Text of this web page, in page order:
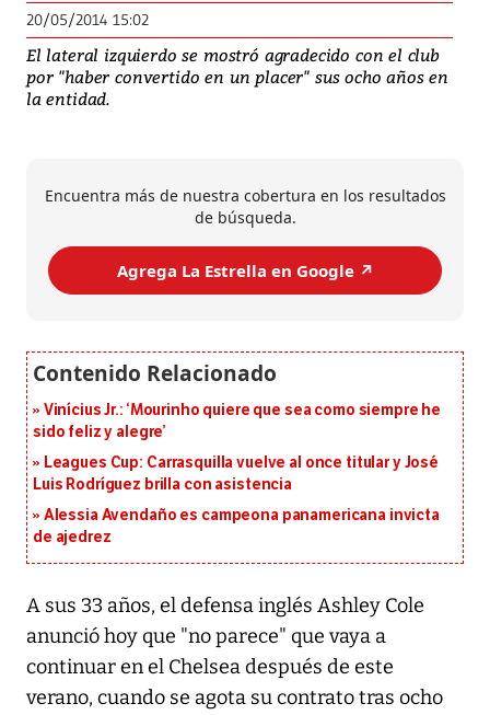
20/05/2014 15:02
El lateral izquierdo se mostró agradecido con el club
por "haber convertido en un placer" sus ocho años en
la entidad.
Encuentra más de nuestra cobertura en los resultados
de búsqueda.
Agrega La Estrella en Google ↗️
Vinícius Jr.: ‘Mourinho quiere que sea como siempre he
sido feliz y alegre’
Leagues Cup: Carrasquilla vuelve al once titular y José
Luis Rodríguez brilla con asistencia
Alessia Avendaño es campeona panamericana invicta
de ajedrez
A sus 33 años, el defensa inglés Ashley Cole
anunció hoy que "no parece" que vaya a
continuar en el Chelsea después de este
verano, cuando se agota su contrato tras ocho